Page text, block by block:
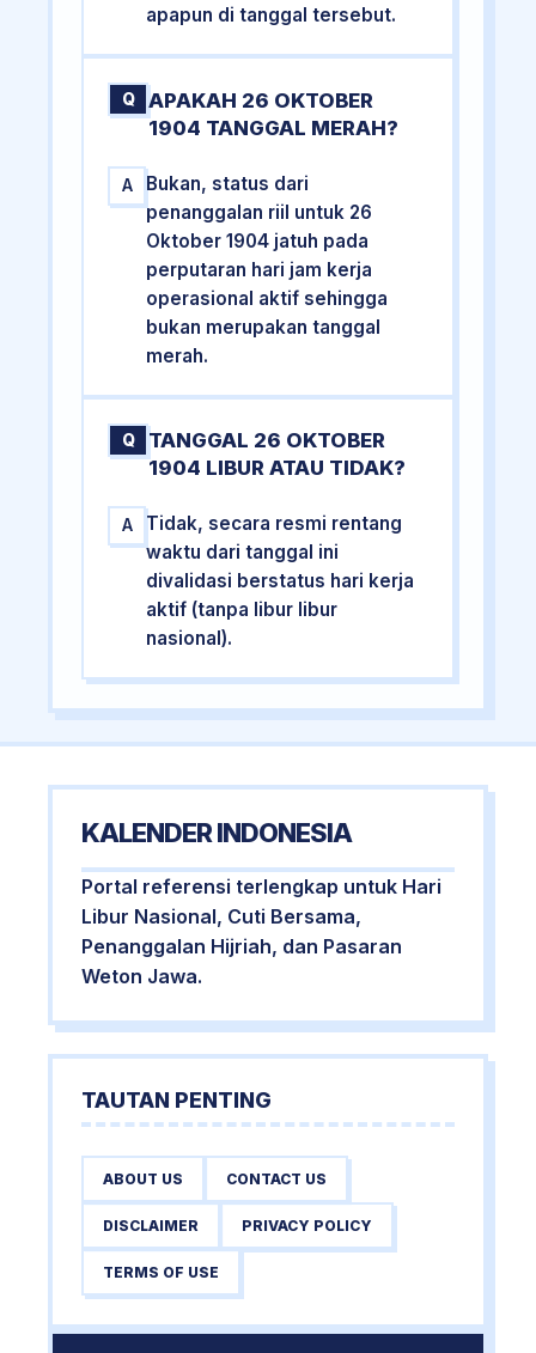
apapun di tanggal tersebut.
Q
APAKAH 26 OKTOBER
1904 TANGGAL MERAH?
A
Bukan, status dari
penanggalan riil untuk 26
Oktober 1904 jatuh pada
perputaran hari jam kerja
operasional aktif sehingga
bukan merupakan tanggal
merah.
Q
TANGGAL 26 OKTOBER
1904 LIBUR ATAU TIDAK?
A
Tidak, secara resmi rentang
waktu dari tanggal ini
divalidasi berstatus hari kerja
aktif (tanpa libur libur
nasional).
KALENDER INDONESIA
Portal referensi terlengkap untuk Hari
Libur Nasional, Cuti Bersama,
Penanggalan Hijriah, dan Pasaran
Weton Jawa.
TAUTAN PENTING
ABOUT US CONTACT US
DISCLAIMER PRIVACY POLICY
TERMS OF USE